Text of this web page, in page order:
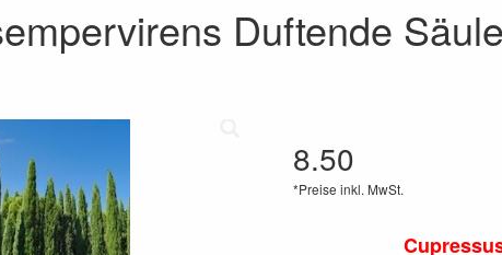
Duftende
8.50
*Preise inkl. MwSt.